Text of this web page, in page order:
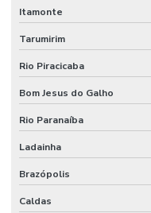
Itamonte
Tarumirim
Rio Piracicaba
Bom Jesus do Galho
Rio Paranaíba
Ladainha
Brazópolis
Caldas